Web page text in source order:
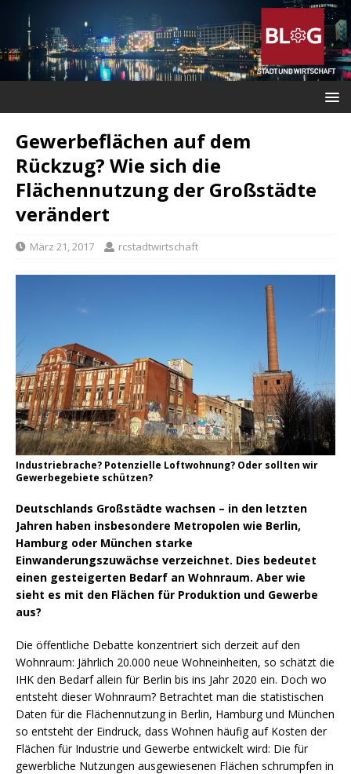
Gewerbeflächen auf dem
Rückzug? Wie sich die
Flächennutzung der Großstädte
verändert
März 21, 2017 rcstadtwirtschaft
Industriebrache? Potenzielle Loftwohnung? Oder sollten wir
Gewerbegebiete schützen?
Deutschlands Großstädte wachsen – in den letzten
Jahren haben insbesondere Metropolen wie Berlin,
Hamburg oder München starke
Einwanderungszuwächse verzeichnet. Dies bedeutet
einen gesteigerten Bedarf an Wohnraum. Aber wie
sieht es mit den Flächen für Produktion und Gewerbe
aus?
Die öffentliche Debatte konzentriert sich derzeit auf den
Wohnraum: Jährlich 20.000 neue Wohneinheiten, so schätzt die
IHK den Bedarf allein für Berlin bis ins Jahr 2020 ein. Doch wo
entsteht dieser Wohnraum? Betrachtet man die statistischen
Daten für die Flächennutzung in Berlin, Hamburg und München
so entsteht der Eindruck, dass Wohnen häufig auf Kosten der
Flächen für Industrie und Gewerbe entwickelt wird: Die für
gewerbliche Nutzungen ausgewiesenen Flächen schrumpfen in